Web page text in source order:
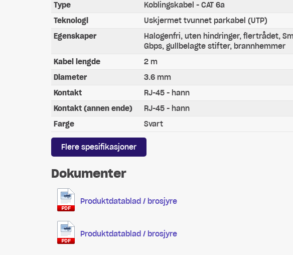
Type
Koblingskabel - CAT 6a
Teknologi
Uskjermet tvunnet parkabel (UTP)
Egenskaper
Halogenfri, uten hindringer, flertrådet,
Gbps, gullbelagte stifter, brannhemmer
Kabel lengde
2 m
Diameter
3.6 mm
Kontakt
RJ-45 - hann
Kontakt (annen ende)
RJ-45 - hann
Farge
Svart
Flere spesifikasjoner
Dokumenter
Produktdatablad / brosjyre
Produktdatablad / brosjyre